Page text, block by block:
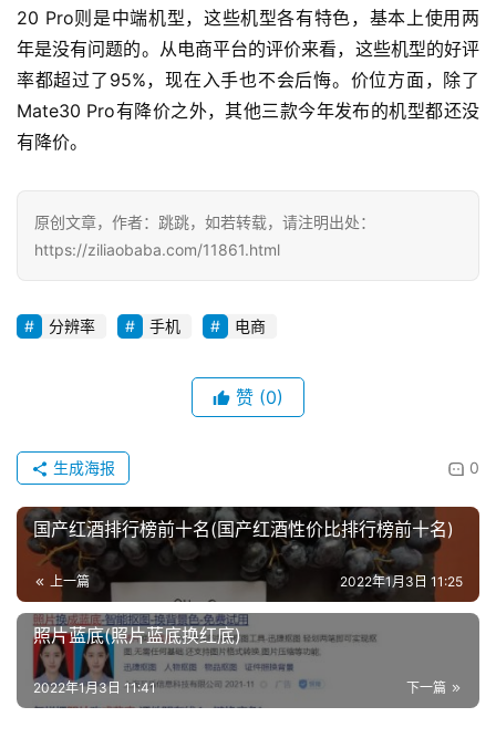
20 Pro则是中端机型，这些机型各有特色，基本上使用两
年是没有问题的。从电商平台的评价来看，这些机型的好评
率都超过了95%，现在入手也不会后悔。价位方面，除了
Mate30 Pro有降价之外，其他三款今年发布的机型都还没
有降价。
原创文章，作者：跳跳，如若转载，请注明出处：
https://ziliaobaba.com/11861.html
分辨率 手机 电商
赞 (0)
0
生成海报
国产红酒排行榜前十名(国产红酒性价比排行榜前十名)
上一篇 2022年1月3日 11:25
照片蓝底(照片蓝底换红底)
下一篇
2022年1月3日 11:41